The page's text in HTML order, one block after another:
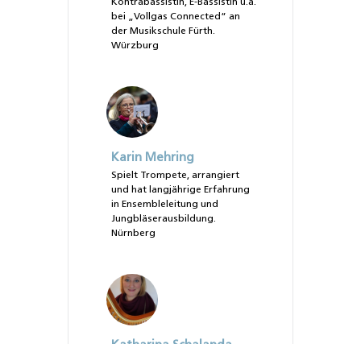
Kontrabassistin, E-Bassistin u.a.
bei „Vollgas Connected“ an
der Musikschule Fürth.
Würzburg
Karin Mehring
Spielt Trompete, arrangiert
und hat langjährige Erfahrung
in Ensembleleitung und
Jungbläserausbildung.
Nürnberg